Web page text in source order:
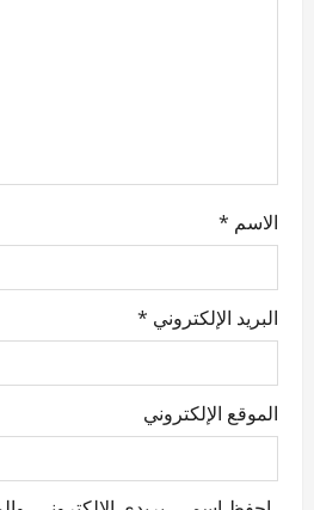
الاسم *
البريد الإلكتروني *
الموقع الإلكتروني